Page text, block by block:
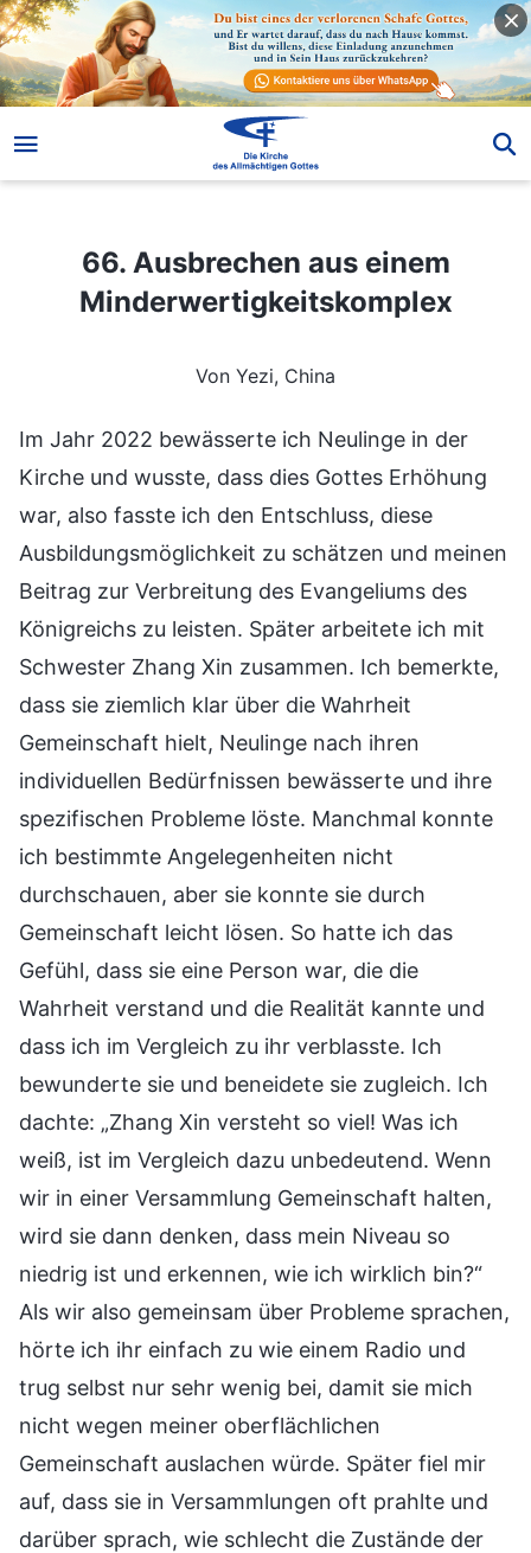
66. Ausbrechen aus einem Minderwertigkeitskomplex
66. Ausbrechen aus einem
Minderwertigkeitskomplex
Von Yezi, China
Im Jahr 2022 bewässerte ich Neulinge in der
Kirche und wusste, dass dies Gottes Erhöhung
war, also fasste ich den Entschluss, diese
Ausbildungsmöglichkeit zu schätzen und meinen
Beitrag zur Verbreitung des Evangeliums des
Königreichs zu leisten. Später arbeitete ich mit
Schwester Zhang Xin zusammen. Ich bemerkte,
dass sie ziemlich klar über die Wahrheit
Gemeinschaft hielt, Neulinge nach ihren
individuellen Bedürfnissen bewässerte und ihre
spezifischen Probleme löste. Manchmal konnte
ich bestimmte Angelegenheiten nicht
durchschauen, aber sie konnte sie durch
Gemeinschaft leicht lösen. So hatte ich das
Gefühl, dass sie eine Person war, die die
Wahrheit verstand und die Realität kannte und
dass ich im Vergleich zu ihr verblasste. Ich
bewunderte sie und beneidete sie zugleich. Ich
dachte: „Zhang Xin versteht so viel! Was ich
weiß, ist im Vergleich dazu unbedeutend. Wenn
wir in einer Versammlung Gemeinschaft halten,
wird sie dann denken, dass mein Niveau so
niedrig ist und erkennen, wie ich wirklich bin?“
Als wir also gemeinsam über Probleme sprachen,
hörte ich ihr einfach zu wie einem Radio und
trug selbst nur sehr wenig bei, damit sie mich
nicht wegen meiner oberflächlichen
Gemeinschaft auslachen würde. Später fiel mir
auf, dass sie in Versammlungen oft prahlte und
darüber sprach, wie schlecht die Zustände der